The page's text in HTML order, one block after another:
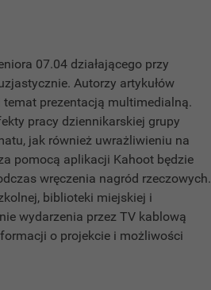
07.04 działającego przy
Autorzy artykułów
prezentacją multimedialną.
pracy dziennikarskiej grupy
jak również uwrażliwieniu na
pomocą aplikacji Kahoot będzie
wręczenia nagród rzeczowych.
biblioteki miejskiej i
wydarzenia przez TV kablową
o projekcie i możliwości